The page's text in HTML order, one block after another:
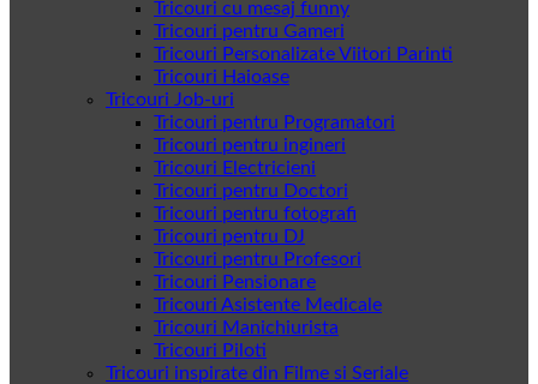
Tricouri cu mesaj funny
Tricouri pentru Gameri
Tricouri Personalizate Viitori Parinti
Tricouri Haioase
Tricouri Job-uri
Tricouri pentru Programatori
Tricouri pentru ingineri
Tricouri Electricieni
Tricouri pentru Doctori
Tricouri pentru fotografi
Tricouri pentru DJ
Tricouri pentru Profesori
Tricouri Pensionare
Tricouri Asistente Medicale
Tricouri Manichiurista
Tricouri Piloti
Tricouri inspirate din Filme si Seriale